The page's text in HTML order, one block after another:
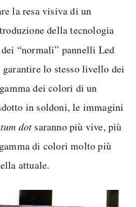
la resa visiva di un
della tecnologia
“normali” pannelli Led
garantire lo stesso livello dei
dei colori di un
in soldoni, le immagini
dot saranno più vive, più
di colori molto più
attuale.